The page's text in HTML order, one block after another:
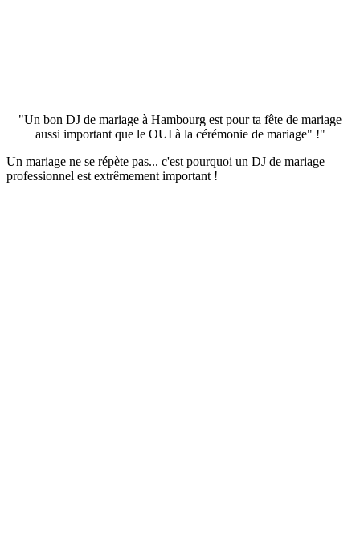
"Un bon DJ de mariage à Hambourg est pour ta fête de mariage
aussi important que le OUI à la cérémonie de mariage" !"
Un mariage ne se répète pas... c'est pourquoi un DJ de mariage
professionnel est extrêmement important !